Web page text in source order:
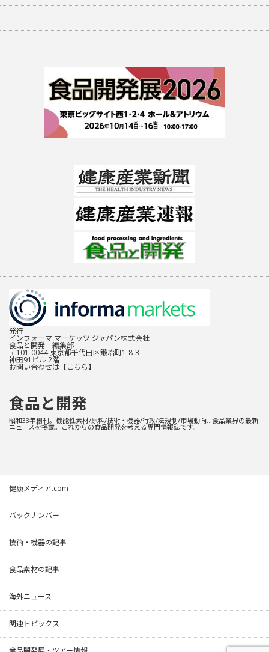
発行
インフォーマ マーケッツ ジャパン株式会社
食品と開発 編集部
〒101-0044 東京都千代田区鍛冶町1-8-3
神田91ビル 2階
お問い合わせは 【こちら】
食品と開発
昭和33年創刊。機能性素材/原料/技術・機器/行政/法規制/市場動向…食品業界の最新
ニュースを掲載。これからの食品開発を考える専門情報誌です。
健康メディア.com
バックナンバー
技術・機器の記事
食品素材の記事
海外ニュース
関連トピックス